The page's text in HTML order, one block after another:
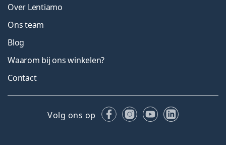
Over Lentiamo
Ons team
Blog
Waarom bij ons winkelen?
Contact
Volg ons op FacebookInstagram
YouTubeLinkedIn